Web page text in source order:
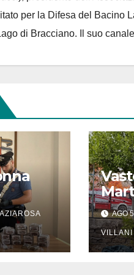
per la Difesa del Bacino
di Bracciano. Il suo
AGO
VILLANI